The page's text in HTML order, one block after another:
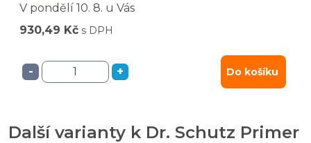
V pondělí 10. 8. u Vás
930,49 Kč s DPH
- + Do košíku
Další varianty k Dr. Schutz Primer